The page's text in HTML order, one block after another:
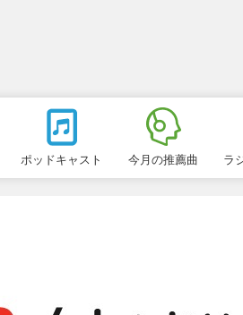
ポッドキャスト 今月の推薦曲 ラ